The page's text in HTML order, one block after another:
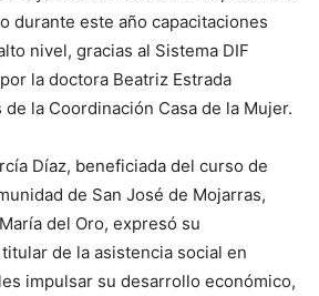
durante este año capacitaciones
nivel, gracias al Sistema DIF
la doctora Beatriz Estrada
la Coordinación Casa de la Mujer.
Díaz, beneficiada del curso de
de San José de Mojarras,
del Oro, expresó su
de la asistencia social en
impulsar su desarrollo económico,